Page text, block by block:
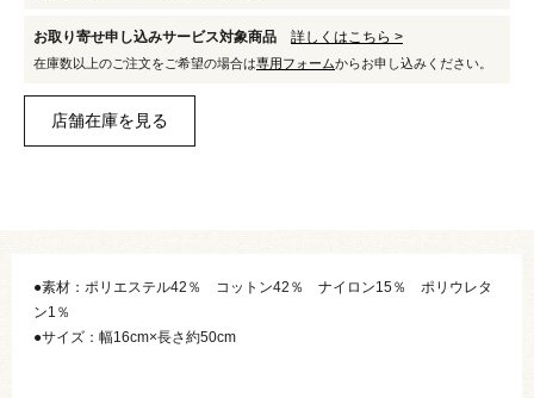
お取り寄せ申し込みサービス対象商品 詳しくはこちら >
在庫数以上のご注文をご希望の場合は専用フォームからお申し込みください。
●素材：ポリエステル42％ コットン42％ ナイロン15％ ポリウレタ
ン1％
●サイズ：幅16cm×長さ約50cm